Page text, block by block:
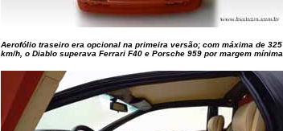
Aerofólio traseiro era opcional na primeira versão; com máxima de 325
km/h, o Diablo superava Ferrari F40 e Porsche 959 por margem mínima